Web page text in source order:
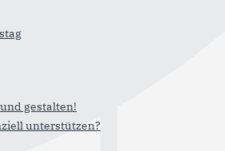
gestalten!
unterstützen?